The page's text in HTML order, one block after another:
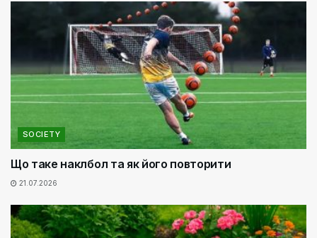
SOCIETY
Що таке наклбол та як його повторити
21.07.2026